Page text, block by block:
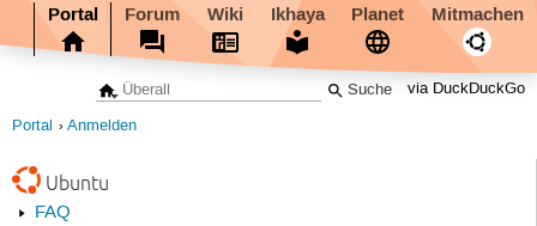
Portal Forum Wiki Ikhaya Planet Mitmachen
via DuckDuckGo
Portal Anmelden
Ubuntu
FAQ